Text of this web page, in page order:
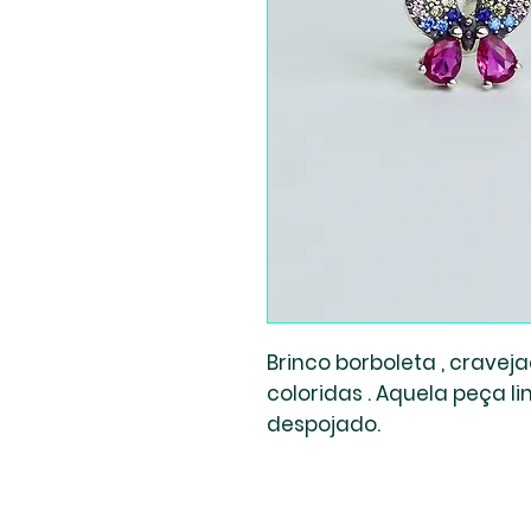
Brinco borboleta ,
coloridas . Aquela peça
despojado.